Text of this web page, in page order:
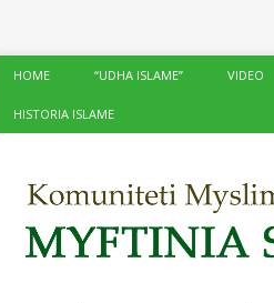
HOME “UDHA ISLAME” VIDEO
HISTORIA ISLAME